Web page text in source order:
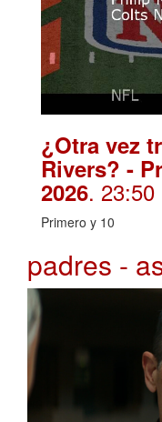
¿Otra vez
Rivers? -
2026. 23:50
Primero y 10
padres -